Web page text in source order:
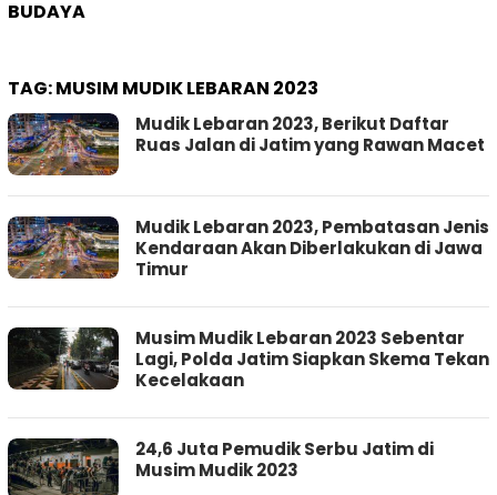
BUDAYA
TAG:MUSIM MUDIK LEBARAN 2023
Mudik Lebaran 2023, Berikut Daftar
Ruas Jalan di Jatim yang Rawan Macet
Mudik Lebaran 2023, Pembatasan Jenis
Kendaraan Akan Diberlakukan di Jawa
Timur
Musim Mudik Lebaran 2023 Sebentar
Lagi, Polda Jatim Siapkan Skema Tekan
Kecelakaan
24,6 Juta Pemudik Serbu Jatim di
Musim Mudik 2023